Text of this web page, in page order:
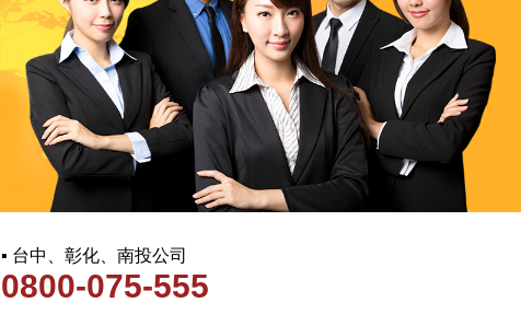
▪ 台中、彰化、南投公司
0800-075-555